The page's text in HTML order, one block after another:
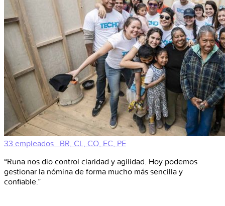
33 empleados
BR, CL, CO, EC, PE
“Runa nos dio control claridad y agilidad. Hoy podemos
gestionar la nómina de forma mucho más sencilla y
confiable.”